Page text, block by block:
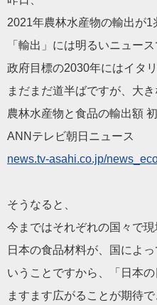
2021年農林水産物の輸出が
「輸出」には明るいニュース
政府目標の2030年にはイタ
まだまだ道半ばですが、大
農林水産物と食品の輸出額
ANNテレビ朝日ニュース
news.tv-asahi.co.jp/
そうなると、
今まではそれぞれの国々で
日本の食品材料が、国によ
いうことですから、「日本
ますます広がることが期待で